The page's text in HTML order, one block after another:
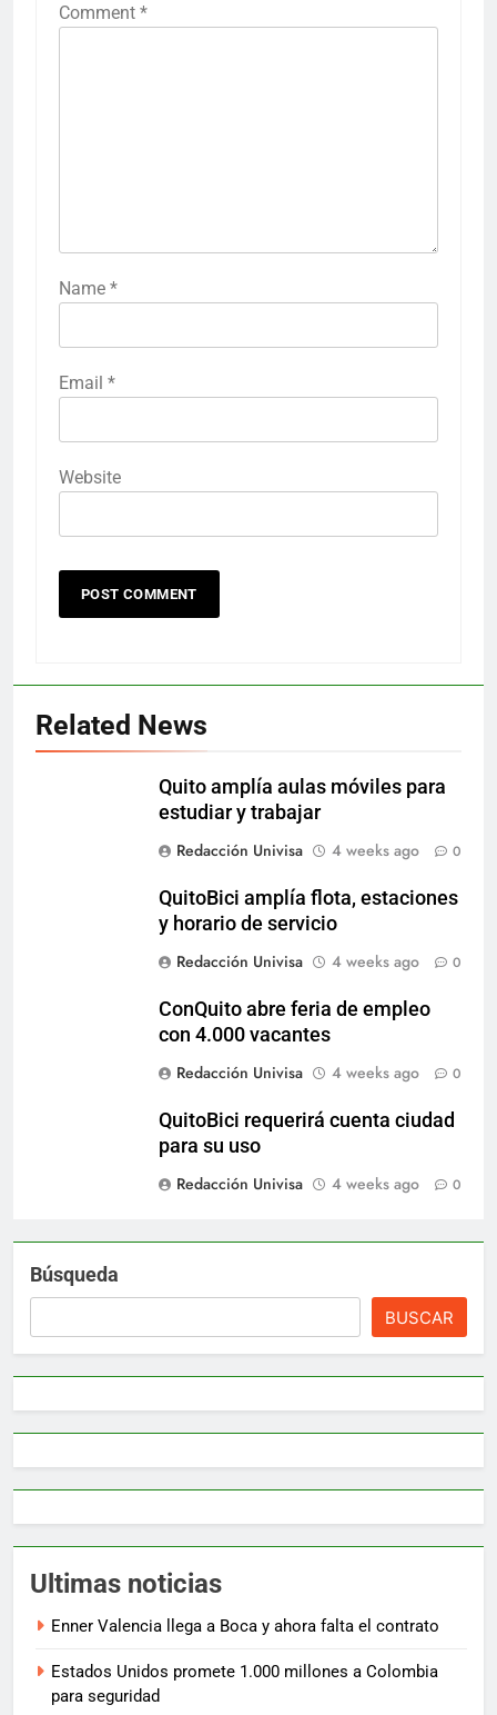
Comment *
Name *
Email *
Website
Related News
Quito amplía aulas móviles para
estudiar y trabajar
Redacción Univisa
4 weeks ago 0
QuitoBici amplía flota, estaciones
y horario de servicio
Redacción Univisa
4 weeks ago 0
ConQuito abre feria de empleo
con 4.000 vacantes
Redacción Univisa
4 weeks ago 0
QuitoBici requerirá cuenta ciudad
para su uso
Redacción Univisa
4 weeks ago 0
Búsqueda
BUSCAR
Ultimas noticias
Enner Valencia llega a Boca y ahora falta el contrato
Estados Unidos promete 1.000 millones a Colombia
para seguridad